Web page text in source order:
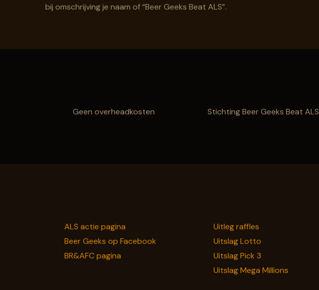
bij omschrijving je naam of “Beer Geeks Beat ALS”.
Geen overheadkosten Stichting Beer Geeks Beat ALS
ALS actie pagina
Beer Geeks op Facebook
BR&AFC pagina
Uitleg raffles
Uitslag Lotto
Uitslag Pick 3
Uitslag Mega Millions